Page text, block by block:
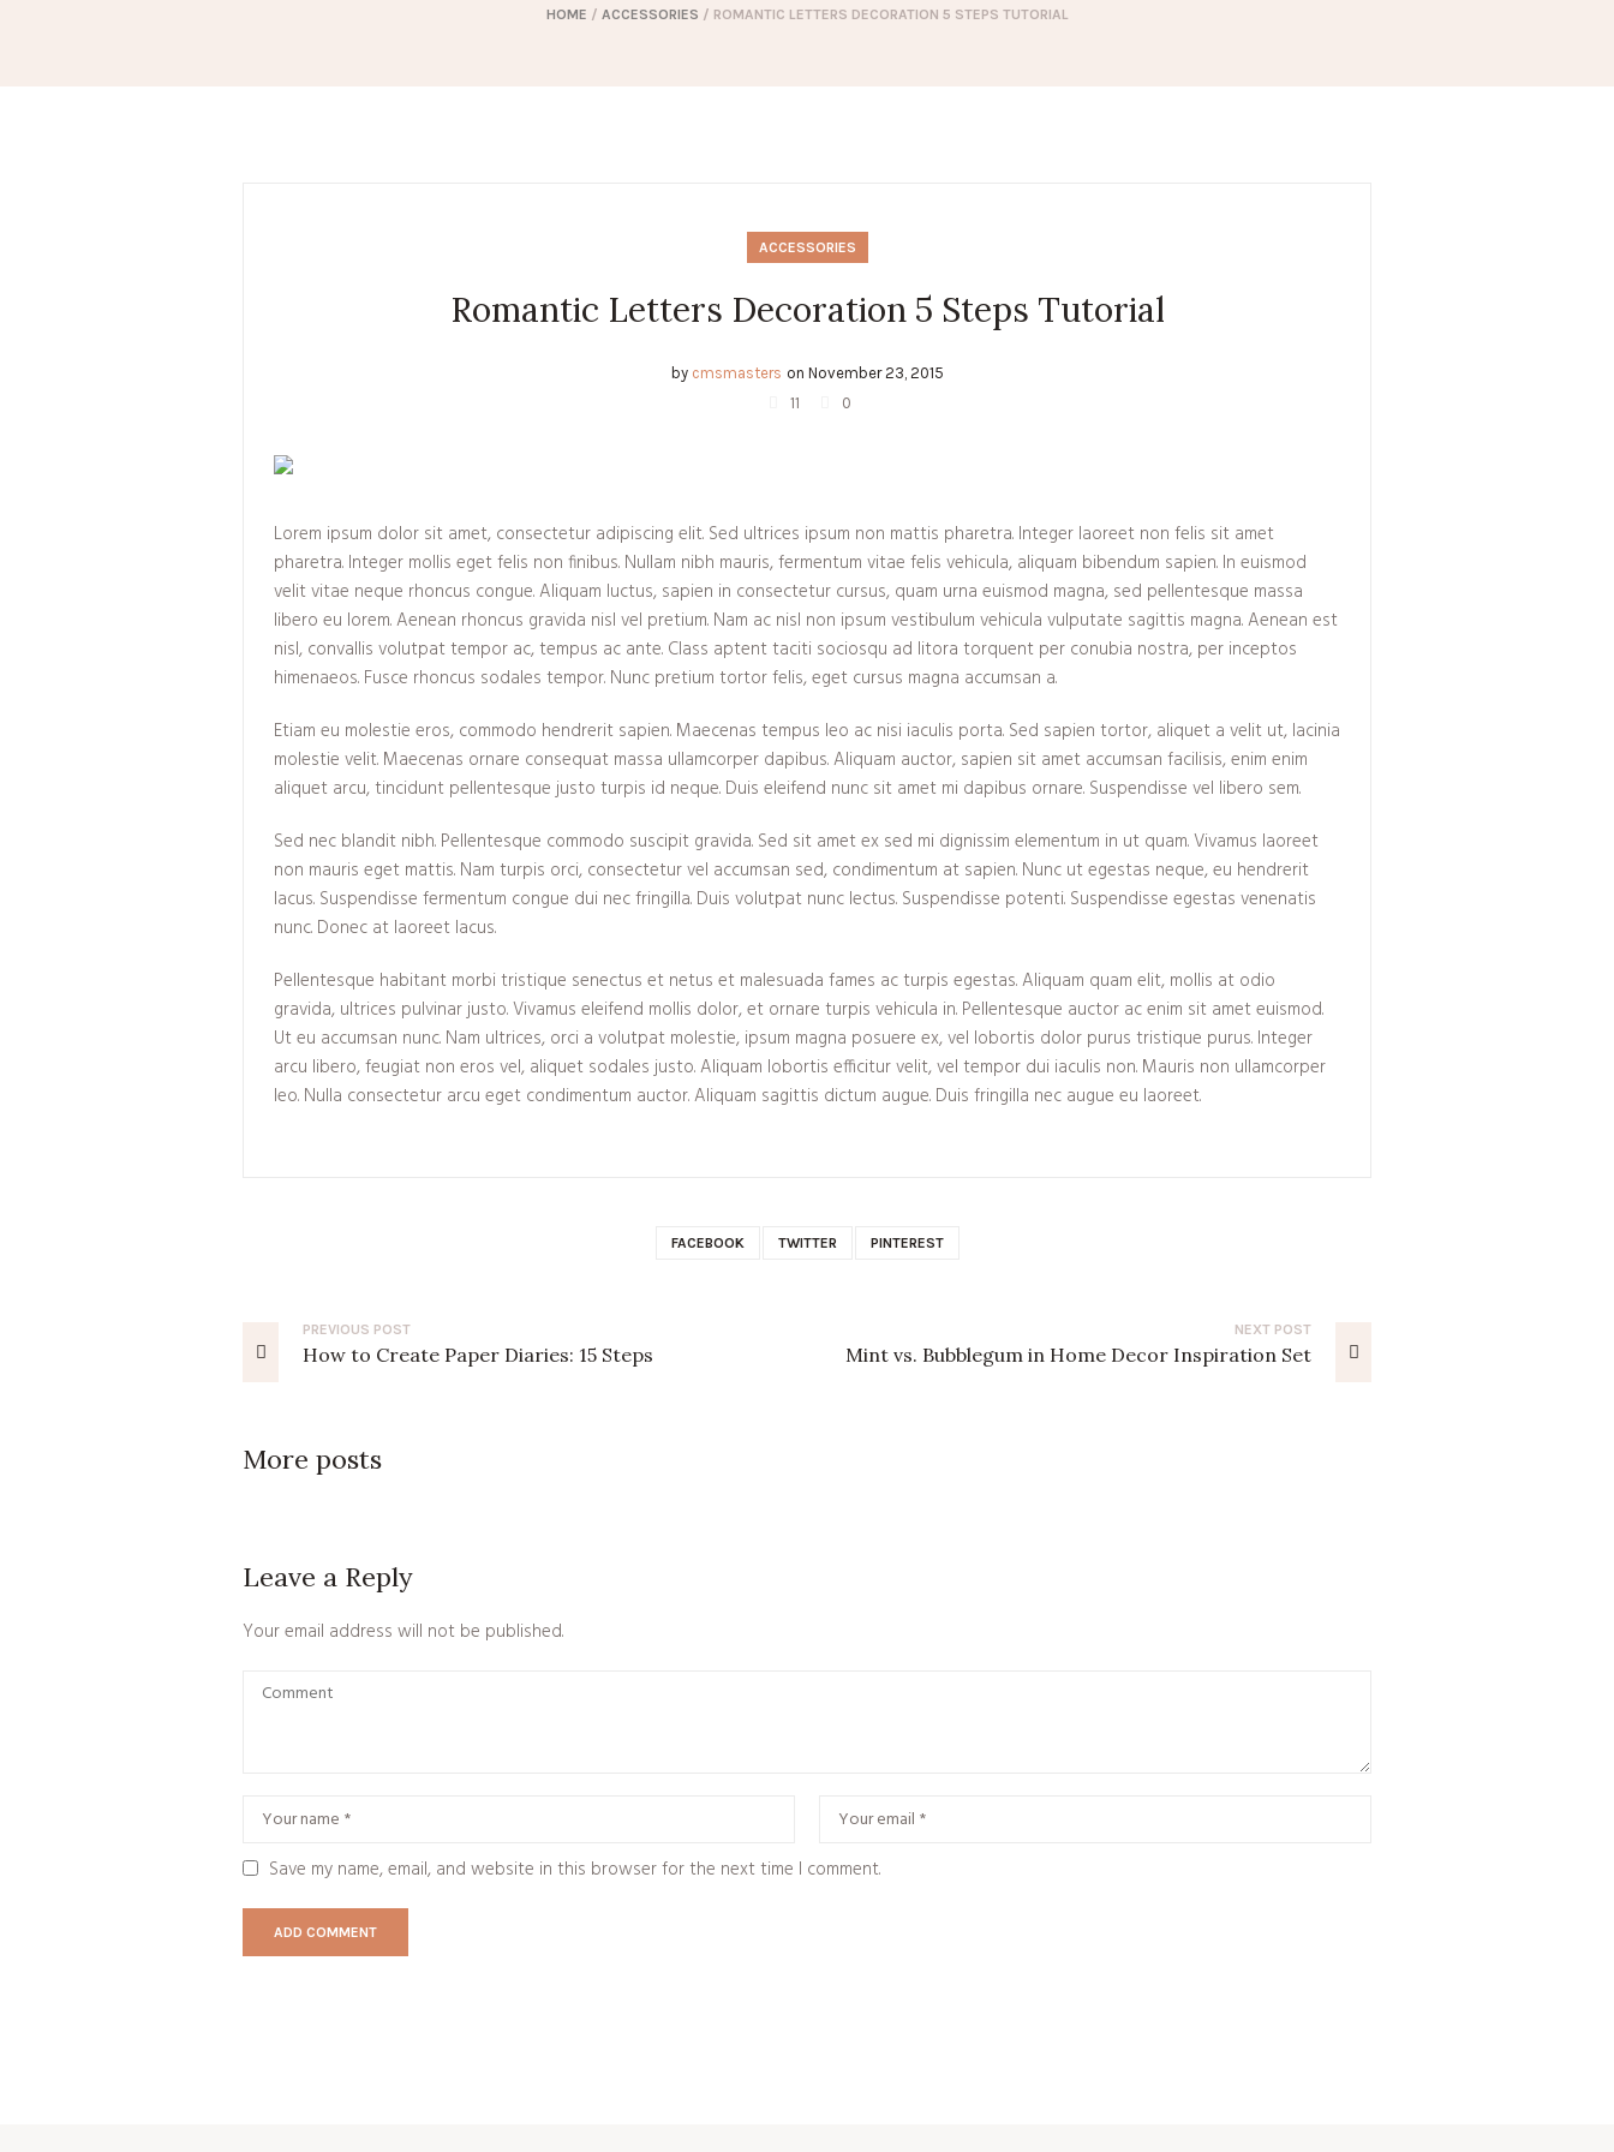
HOME / ACCESSORIES / ROMANTIC LETTERS DECORATION 5 STEPS TUTORIAL
ACCESSORIES
Romantic Letters Decoration 5 Steps Tutorial
by cmsmasters on November 23, 2015
11
0
Lorem ipsum dolor sit amet, consectetur adipiscing elit. Sed ultrices ipsum non mattis pharetra. Integer laoreet non felis sit amet
pharetra. Integer mollis eget felis non finibus. Nullam nibh mauris, fermentum vitae felis vehicula, aliquam bibendum sapien. In euismod
velit vitae neque rhoncus congue. Aliquam luctus, sapien in consectetur cursus, quam urna euismod magna, sed pellentesque massa
libero eu lorem. Aenean rhoncus gravida nisl vel pretium. Nam ac nisl non ipsum vestibulum vehicula vulputate sagittis magna. Aenean est
nisl, convallis volutpat tempor ac, tempus ac ante. Class aptent taciti sociosqu ad litora torquent per conubia nostra, per inceptos
himenaeos. Fusce rhoncus sodales tempor. Nunc pretium tortor felis, eget cursus magna accumsan a.
Etiam eu molestie eros, commodo hendrerit sapien. Maecenas tempus leo ac nisi iaculis porta. Sed sapien tortor, aliquet a velit ut, lacinia
molestie velit. Maecenas ornare consequat massa ullamcorper dapibus. Aliquam auctor, sapien sit amet accumsan facilisis, enim enim
aliquet arcu, tincidunt pellentesque justo turpis id neque. Duis eleifend nunc sit amet mi dapibus ornare. Suspendisse vel libero sem.
Sed nec blandit nibh. Pellentesque commodo suscipit gravida. Sed sit amet ex sed mi dignissim elementum in ut quam. Vivamus laoreet
non mauris eget mattis. Nam turpis orci, consectetur vel accumsan sed, condimentum at sapien. Nunc ut egestas neque, eu hendrerit
lacus. Suspendisse fermentum congue dui nec fringilla. Duis volutpat nunc lectus. Suspendisse potenti. Suspendisse egestas venenatis
nunc. Donec at laoreet lacus.
Pellentesque habitant morbi tristique senectus et netus et malesuada fames ac turpis egestas. Aliquam quam elit, mollis at odio
gravida, ultrices pulvinar justo. Vivamus eleifend mollis dolor, et ornare turpis vehicula in. Pellentesque auctor ac enim sit amet euismod.
Ut eu accumsan nunc. Nam ultrices, orci a volutpat molestie, ipsum magna posuere ex, vel lobortis dolor purus tristique purus. Integer
arcu libero, feugiat non eros vel, aliquet sodales justo. Aliquam lobortis efficitur velit, vel tempor dui iaculis non. Mauris non ullamcorper
leo. Nulla consectetur arcu eget condimentum auctor. Aliquam sagittis dictum augue. Duis fringilla nec augue eu laoreet.
FACEBOOK TWITTER PINTEREST
PREVIOUS POST
How to Create Paper Diaries: 15 Steps
NEXT POST
Mint vs. Bubblegum in Home Decor Inspiration Set
More posts
Leave a Reply
Your email address will not be published.
Save my name, email, and website in this browser for the next time I comment.